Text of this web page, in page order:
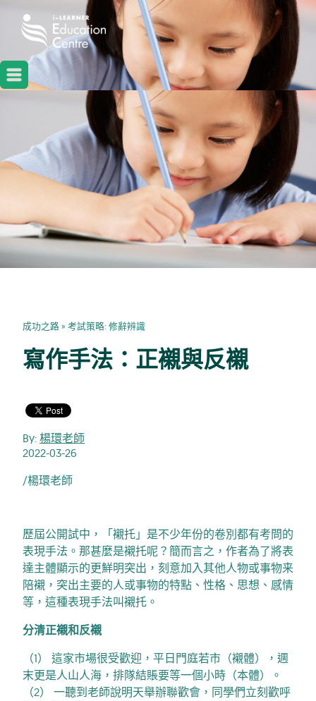
成功之路» 考試策略: 修辭辨識
寫作手法：正襯與反襯
By: 楊環老師
2022-03-26
/楊環老師
歷屆公開試中，「襯托」是不少年份的卷別都有考問的
表現手法。那甚麼是襯托呢？簡而言之，作者為了將表
達主體顯示的更鮮明突出，刻意加入其他人物或事物来
陪襯，突出主要的人或事物的特點、性格、思想、感情
等，這種表現手法叫襯托。
分清正襯和反襯
（1） 這家市場很受歡迎，平日門庭若市（襯體），週
末更是人山人海，排隊結賬要等一個小時（本體）。
（2） 一聽到老師說明天舉辦聯歡會，同學們立刻歡呼